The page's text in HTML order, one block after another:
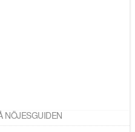
NÖJESGUIDEN